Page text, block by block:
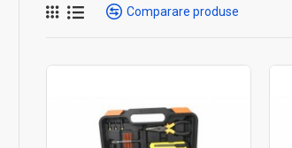
Comparare produse